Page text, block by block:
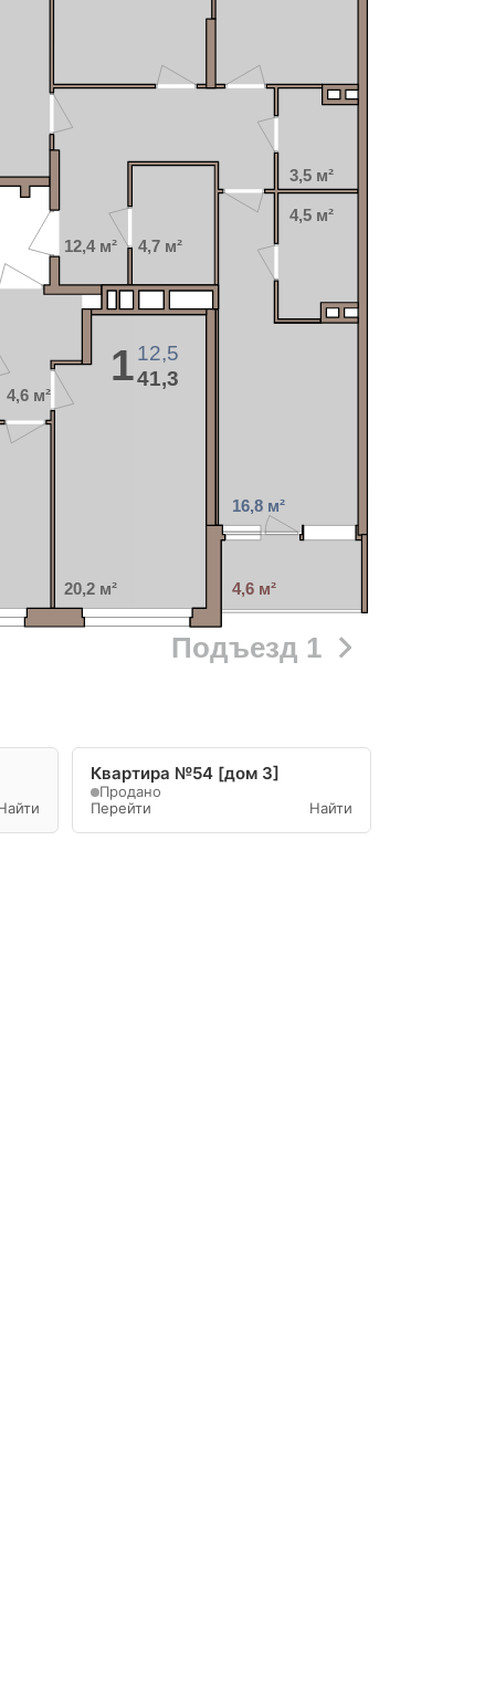
4,6 м²
4,7 м²
3,5 м²
4,5 м²
12,4 м²
16,8 м²
20,2 м²
4,6 м²
112,5
41,3
Подъезд 1
Квартира №54 [дом 3]
Продано
Перейти
Найти